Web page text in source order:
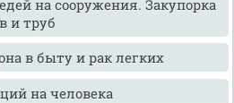
на сооружения. Закупорка
и труб
в быту и рак легких
на человека